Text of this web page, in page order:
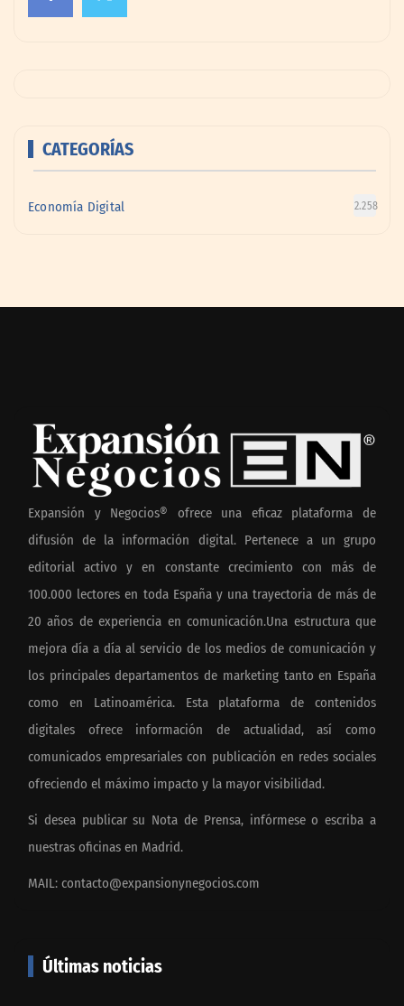
CATEGORÍAS
Economía Digital 2.258
Expansión y Negocios® ofrece una eficaz plataforma de
difusión de la información digital. Pertenece a un grupo
editorial activo y en constante crecimiento con más de
100.000 lectores en toda España y una trayectoria de más de
20 años de experiencia en comunicación.Una estructura que
mejora día a día al servicio de los medios de comunicación y
los principales departamentos de marketing tanto en España
como en Latinoamérica. Esta plataforma de contenidos
digitales ofrece información de actualidad, así como
comunicados empresariales con publicación en redes sociales
ofreciendo el máximo impacto y la mayor visibilidad.
Si desea publicar su Nota de Prensa, infórmese o escriba a
nuestras oficinas en Madrid.
MAIL: contacto@expansionynegocios.com
Últimas noticias